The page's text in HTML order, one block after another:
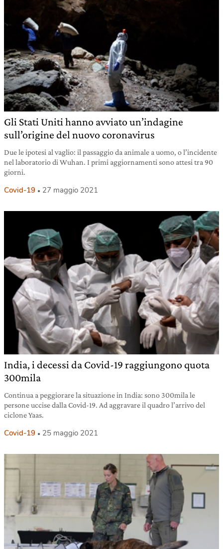
Gli Stati Uniti hanno avviato un’indagine
sull’origine del nuovo coronavirus
Due le ipotesi al vaglio: il passaggio da animale a uomo, o l’incidente
nel laboratorio di Wuhan. I primi aggiornamenti sono attesi tra 90
giorni.
Covid-19 27 maggio 2021
India, i decessi da Covid-19 raggiungono quota
300mila
Continua a peggiorare la situazione in India: sono 300mila le
persone uccise dalla Covid-19. Ad aggravare il quadro l’arrivo del
ciclone Yaas.
Covid-19 25 maggio 2021